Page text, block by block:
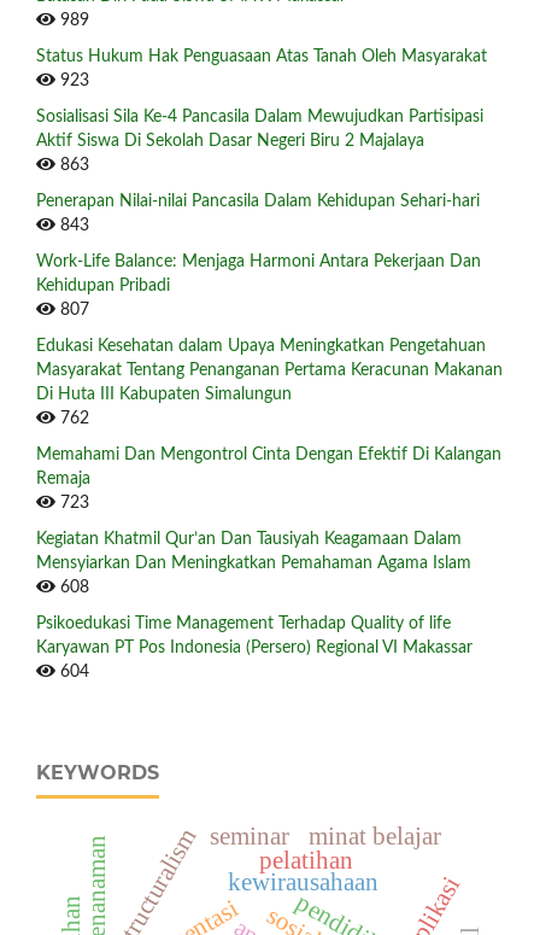
989
Status Hukum Hak Penguasaan Atas Tanah Oleh Masyarakat
923
Sosialisasi Sila Ke-4 Pancasila Dalam Mewujudkan Partisipasi
Aktif Siswa Di Sekolah Dasar Negeri Biru 2 Majalaya
863
Penerapan Nilai-nilai Pancasila Dalam Kehidupan Sehari-hari
843
Work-Life Balance: Menjaga Harmoni Antara Pekerjaan Dan
Kehidupan Pribadi
807
Edukasi Kesehatan dalam Upaya Meningkatkan Pengetahuan
Masyarakat Tentang Penanganan Pertama Keracunan Makanan
Di Huta III Kabupaten Simalungun
762
Memahami Dan Mengontrol Cinta Dengan Efektif Di Kalangan
Remaja
723
Kegiatan Khatmil Qur’an Dan Tausiyah Keagamaan Dalam
Mensyiarkan Dan Meningkatkan Pemahaman Agama Islam
608
Psikoedukasi Time Management Terhadap Quality of life
Karyawan PT Pos Indonesia (Persero) Regional VI Makassar
604
KEYWORDS
kewirausahaan aplikasi
structuralism pelatihan
minat belajar
seminar